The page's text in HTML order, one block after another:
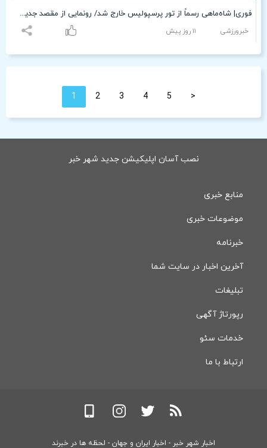
فوری| شاه‌ماهی رسماً از تور پرسپولیس خارج شد/ رونمایی از مقصد جدید پدیده فوتبال ایران +عکس
خبرورزشی ۱۱ روز پیش
1 2 3 4 5 <
نصب آسان اپلیکیشن جدید شهر خبر
منابع خبری
موضوعات خبری
خبرنامه
آخرین اخبار در سایت شما
تبلیغات
رپورتاژ آگهی
خدمات سئو
ارتباط با ما
اخبار شهر خبر - اخبار ایران و جهان - لحظه ها در خبرند